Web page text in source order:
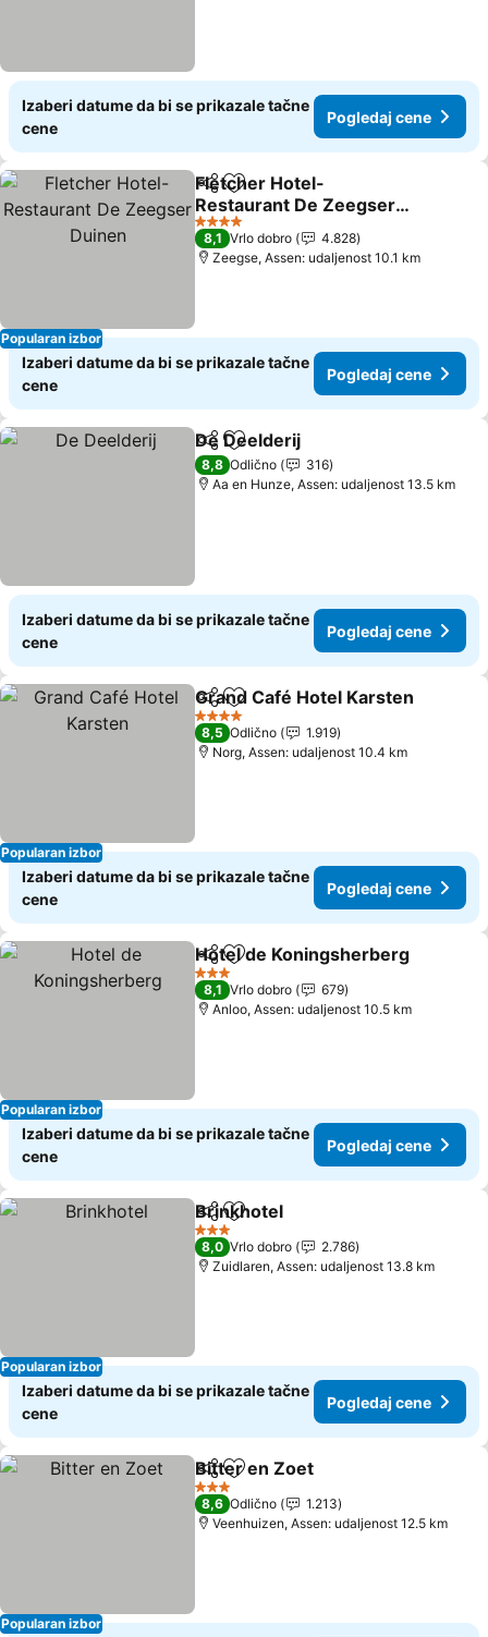
Izaberi datume da bi se prikazale tačne
cene
Pogledaj cene
Popularan izbor
Deli Dodati u favorite
Fletcher Hotel-
Restaurant De Zeegser
Duinen
4 Zvezdice
8,1 Vrlo dobro
4.828
Zeegse, Assen: udaljenost 10.1 km
Izaberi datume da bi se prikazale tačne
cene
Pogledaj cene
Deli Dodati u favorite
De Deelderij
8,8 Odlično
316
Aa en Hunze, Assen: udaljenost 13.5 km
Izaberi datume da bi se prikazale tačne
cene
Pogledaj cene
Popularan izbor
Deli Dodati u favorite
Grand Café Hotel Karsten
4 Zvezdice
8,5 Odlično
1.919
Norg, Assen: udaljenost 10.4 km
Izaberi datume da bi se prikazale tačne
cene
Pogledaj cene
Popularan izbor
Deli Dodati u favorite
Hotel de Koningsherberg
3 Zvezdice
8,1 Vrlo dobro
679
Anloo, Assen: udaljenost 10.5 km
Izaberi datume da bi se prikazale tačne
cene
Pogledaj cene
Popularan izbor
Deli Dodati u favorite
Brinkhotel
3 Zvezdice
8,0 Vrlo dobro
2.786
Zuidlaren, Assen: udaljenost 13.8 km
Izaberi datume da bi se prikazale tačne
cene
Pogledaj cene
Popularan izbor
Deli Dodati u favorite
Bitter en Zoet
3 Zvezdice
8,6 Odlično
1.213
Veenhuizen, Assen: udaljenost 12.5 km